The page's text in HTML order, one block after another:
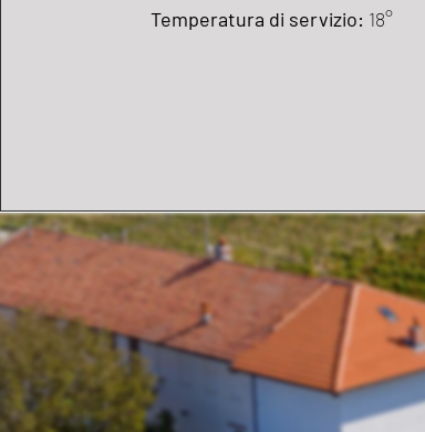
Temperatura di servizio: 18°